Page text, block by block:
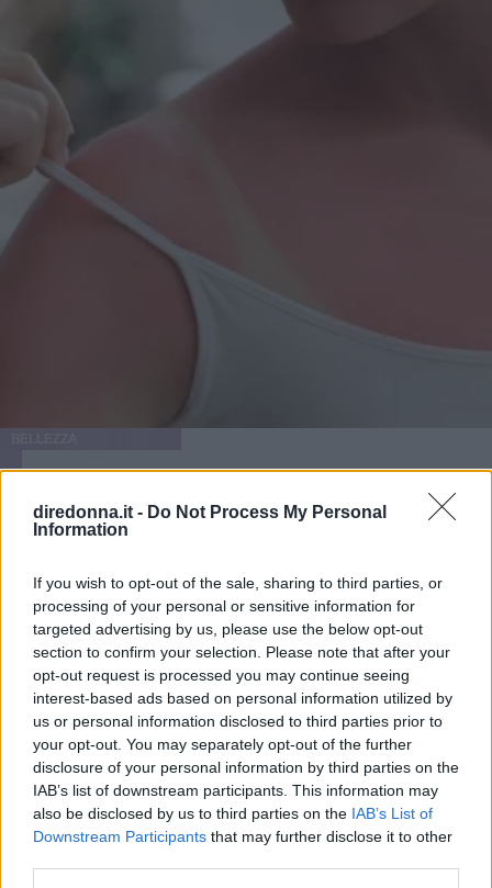
diredonna.it - Do Not Process My Personal
Information
If you wish to opt-out of the sale, sharing to third parties, or
processing of your personal or sensitive information for
targeted advertising by us, please use the below opt-out
section to confirm your selection. Please note that after your
opt-out request is processed you may continue seeing
interest-based ads based on personal information utilized by
us or personal information disclosed to third parties prior to
your opt-out. You may separately opt-out of the further
disclosure of your personal information by third parties on the
IAB’s list of downstream participants. This information may
also be disclosed by us to third parties on the IAB’s List of
Downstream Participants that may further disclose it to other
Eritema solare: cosa fare se la
pelle è stata sovraesposta ai
raggi UV
I sintomi e i rimedi più efficaci per l'eritema solare, ma
anche i consigli utili per prevenirlo e proteggere la tua
pelle dai raggi UV.
REDAZIONE DIREDONNA